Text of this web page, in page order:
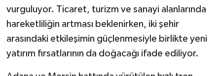
vurguluyor. Ticaret, turizm ve sanayi alanlarında
hareketliliğin artması beklenirken, iki şehir
arasındaki etkileşimin güçlenmesiyle birlikte yeni
yatırım fırsatlarının da doğacağı ifade ediliyor.